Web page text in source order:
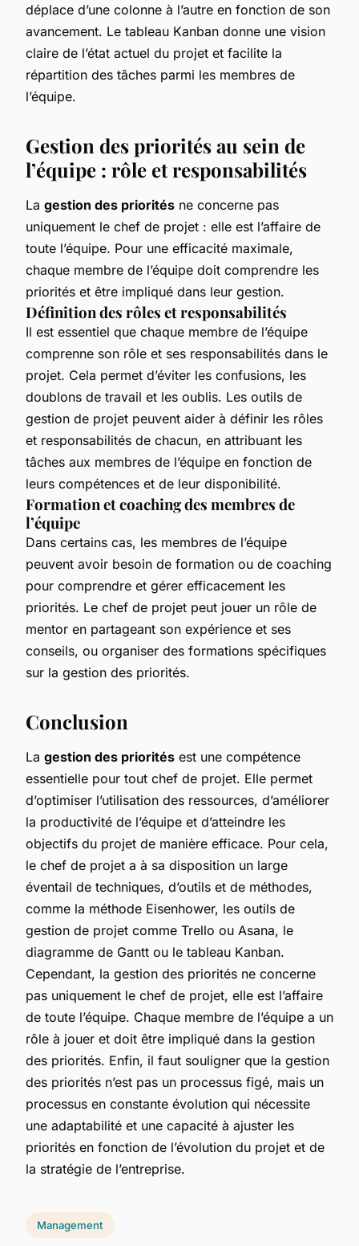
déplace d’une colonne à l’autre en fonction de son
avancement. Le tableau Kanban donne une vision
claire de l’état actuel du projet et facilite la
répartition des tâches parmi les membres de
l’équipe.
Gestion des priorités au sein de
l’équipe : rôle et responsabilités
La gestion des priorités ne concerne pas
uniquement le chef de projet : elle est l’affaire de
toute l’équipe. Pour une efficacité maximale,
chaque membre de l’équipe doit comprendre les
priorités et être impliqué dans leur gestion.
Définition des rôles et responsabilités
Il est essentiel que chaque membre de l’équipe
comprenne son rôle et ses responsabilités dans le
projet. Cela permet d’éviter les confusions, les
doublons de travail et les oublis. Les outils de
gestion de projet peuvent aider à définir les rôles
et responsabilités de chacun, en attribuant les
tâches aux membres de l’équipe en fonction de
leurs compétences et de leur disponibilité.
Formation et coaching des membres de
l’équipe
Dans certains cas, les membres de l’équipe
peuvent avoir besoin de formation ou de coaching
pour comprendre et gérer efficacement les
priorités. Le chef de projet peut jouer un rôle de
mentor en partageant son expérience et ses
conseils, ou organiser des formations spécifiques
sur la gestion des priorités.
Conclusion
La gestion des priorités est une compétence
essentielle pour tout chef de projet. Elle permet
d’optimiser l’utilisation des ressources, d’améliorer
la productivité de l’équipe et d’atteindre les
objectifs du projet de manière efficace. Pour cela,
le chef de projet a à sa disposition un large
éventail de techniques, d’outils et de méthodes,
comme la méthode Eisenhower, les outils de
gestion de projet comme Trello ou Asana, le
diagramme de Gantt ou le tableau Kanban.
Cependant, la gestion des priorités ne concerne
pas uniquement le chef de projet, elle est l’affaire
de toute l’équipe. Chaque membre de l’équipe a un
rôle à jouer et doit être impliqué dans la gestion
des priorités. Enfin, il faut souligner que la gestion
des priorités n’est pas un processus figé, mais un
processus en constante évolution qui nécessite
une adaptabilité et une capacité à ajuster les
priorités en fonction de l’évolution du projet et de
la stratégie de l’entreprise.
Management